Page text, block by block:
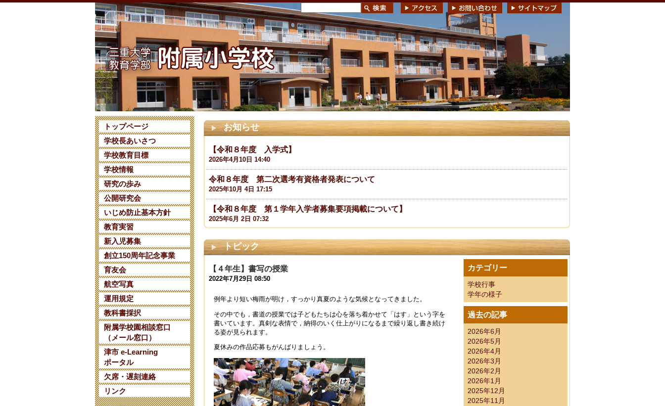
トップページ
学校長あいさつ
学校教育目標
学校情報
研究の歩み
公開研究会
いじめ防止基本方針
教育実習
新入児募集
創立150周年記念事業
育友会
航空写真
運用規定
教科書採択
附属学校園相談窓口
（メール窓口）
津市 e-Learning
ポータル
欠席・遅刻連絡
リンク
お知らせ
【令和８年度 入学式】
2026年4月10日 14:40
令和８年度 第二次選考有資格者発表について
2025年10月 4日 17:15
【令和８年度 第１学年入学者募集要項掲載について】
2025年6月 2日 07:32
【日本AED財団 第７回 Schoolフォーラムの案内について】
2025年1月 8日 14:39
三重大学教育学部附属小学校 令和７年度新入児選考 第２次選考有資格者 受検番号
2024年10月 6日 10:00
【公開研究会の二次案内について】
【令和７年度 第１学年入学者募集要項掲載について】
2024年6月 3日 10:35
令和６年度使用教科書採択理由を掲載しました
2024年2月27日 15:07
令和６年度入学児童の選考 合格者発表
2023年10月 7日 17:15
トピック
【４年生】書写の授業
2022年7月29日 08:50
例年より短い梅雨が明け，すっかり真夏のような気候となってきました。
その中でも，書道の授業では子どもたちは心を落ち着かせて「はす」という字を
書いています。真剣な表情で，納得のいく仕上がりになるまで繰り返し書き続け
る姿が見られます。
夏休みの作品応募もがんばりましょう。
カテゴリー
学校行事
学年の様子
過去の記事
2026年6月
2026年5月
2026年4月
2026年3月
2026年2月
2026年1月
2025年12月
2025年11月